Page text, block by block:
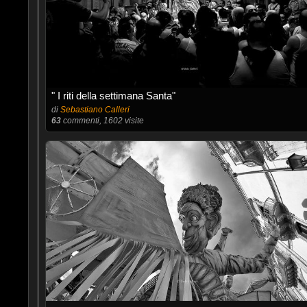
" I riti della settimana Santa"
di Sebastiano Calleri
63commenti, 1602 visite